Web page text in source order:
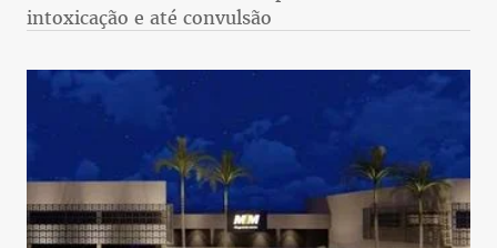
intoxicação e até convulsão